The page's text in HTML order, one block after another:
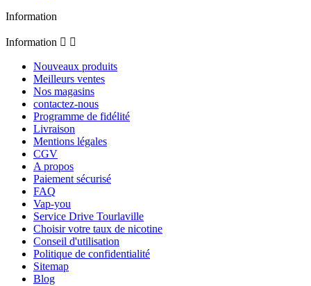
Information
Information  
Nouveaux produits
Meilleurs ventes
Nos magasins
contactez-nous
Programme de fidélité
Livraison
Mentions légales
CGV
A propos
Paiement sécurisé
FAQ
Vap-you
Service Drive Tourlaville
Choisir votre taux de nicotine
Conseil d'utilisation
Politique de confidentialité
Sitemap
Blog